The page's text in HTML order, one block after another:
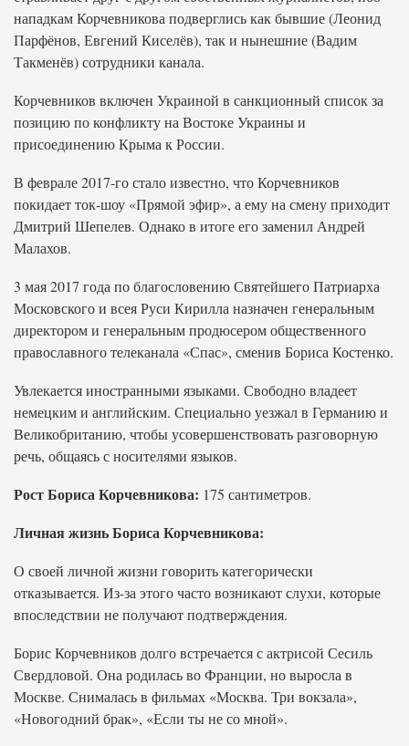
нападкам Корчевникова подверглись как бывшие (Леонид
Парфёнов, Евгений Киселёв), так и нынешние (Вадим
Такменёв) сотрудники канала.
Корчевников включен Украиной в санкционный список за
позицию по конфликту на Востоке Украины и
присоединению Крыма к России.
В феврале 2017-го стало известно, что Корчевников
покидает ток-шоу «Прямой эфир», а ему на смену приходит
Дмитрий Шепелев. Однако в итоге его заменил Андрей
Малахов.
3 мая 2017 года по благословению Святейшего Патриарха
Московского и всея Руси Кирилла назначен генеральным
директором и генеральным продюсером общественного
православного телеканала «Спас», сменив Бориса Костенко.
Увлекается иностранными языками. Свободно владеет
немецким и английским. Специально уезжал в Германию и
Великобританию, чтобы усовершенствовать разговорную
речь, общаясь с носителями языков.
Рост Бориса Корчевникова: 175 сантиметров.
Личная жизнь Бориса Корчевникова:
О своей личной жизни говорить категорически
отказывается. Из-за этого часто возникают слухи, которые
впоследствии не получают подтверждения.
Борис Корчевников долго встречается с актрисой Сесиль
Свердловой. Она родилась во Франции, но выросла в
Москве. Снималась в фильмах «Москва. Три вокзала»,
«Новогодний брак», «Если ты не со мной».